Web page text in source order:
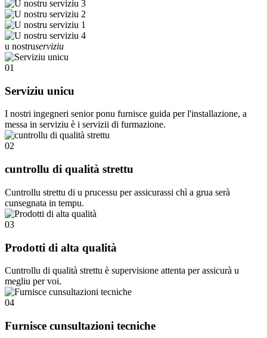
u nostruserviziu
01
Serviziu unicu
I nostri ingegneri senior ponu furnisce guida per l'installazione, a
messa in serviziu è i servizii di furmazione.
02
cuntrollu di qualità strettu
Cuntrollu strettu di u prucessu per assicurassi chì a grua serà
cunsegnata in tempu.
03
Prodotti di alta qualità
Cuntrollu di qualità strettu è supervisione attenta per assicurà u
megliu per voi.
04
Furnisce cunsultazioni tecniche